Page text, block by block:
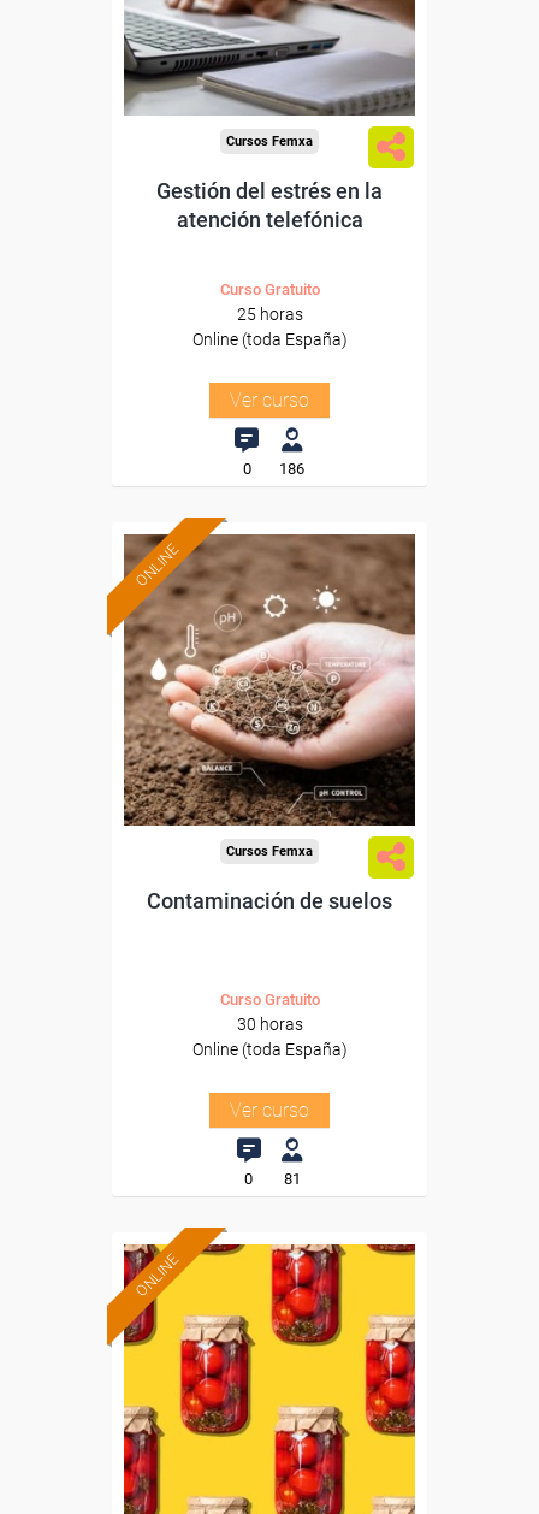
Sector
-Otros Servicios.
Cursos Femxa
Gestión del estrés en la
atención telefónica
Curso Gratuito
25 horas
Online (toda España)
Ver curso
0 186
ONLINE
Formación 100%
subvencionada.
Para desempleados,
trabajadores y autónomos.
Sector
-Agricultura y Ganadería.
Cursos Femxa
Contaminación de suelos
Curso Gratuito
30 horas
Online (toda España)
Ver curso
0 81
ONLINE
Formación 100%
subvencionada.
Para desempleados,
trabajadores y autónomos.
Sector
-Agricultura y Ganadería.